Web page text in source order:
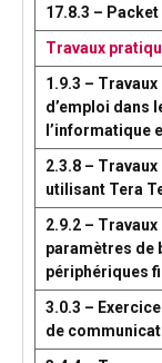
17.8.3 –
Travaux
1.9.3 –
d’emploi dans
l’informatique
2.3.8 –
utilisant Tera
2.9.2 –
paramètres de
périphériques
3.0.3 –
de